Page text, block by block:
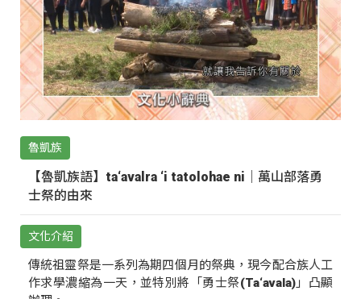
魯凱族
【魯凱族語】ta‘avalra ‘i tatolohae ni｜萬山部落勇
士祭的由來
文化介紹
傳統祖靈祭是一系列為期四個月的祭典，現今配合族人工
作求學濃縮為一天，並特別將「勇士祭(Ta‘avala)」凸顯